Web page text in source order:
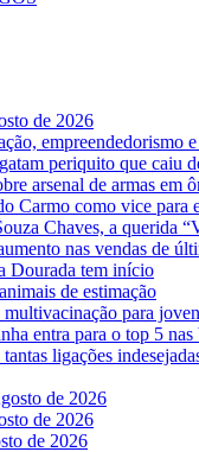
de 2026
empreendedorismo
periquito que caiu
arsenal de armas em
Carmo como vice para
Chaves, a querida
nas vendas de
Dourada tem início
de estimação
para
entra para o top 5 nas
ligações
de 2026
de 2026
de 2026